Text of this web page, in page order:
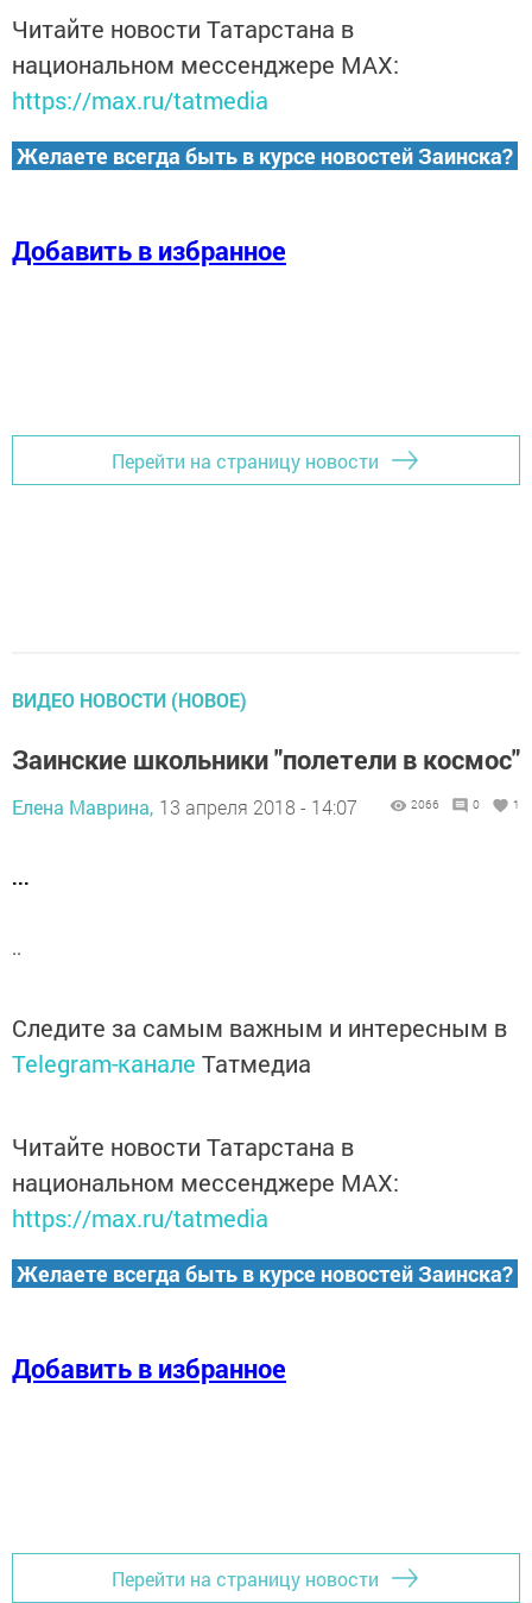
Читайте новости Татарстана в
национальном мессенджере MАХ:
https://max.ru/tatmedia
Желаете всегда быть в курсе новостей Заинска?
Добавить в избранное
Перейти на страницу новости
ВИДЕО НОВОСТИ (НОВОЕ)
Заинские школьники "полетели в космос"
Елена Маврина, 13 апреля 2018 - 14:07 2066 0 1
...
..
Следите за самым важным и интересным в
Telegram-канале Татмедиа
Читайте новости Татарстана в
национальном мессенджере MАХ:
https://max.ru/tatmedia
Желаете всегда быть в курсе новостей Заинска?
Добавить в избранное
Перейти на страницу новости